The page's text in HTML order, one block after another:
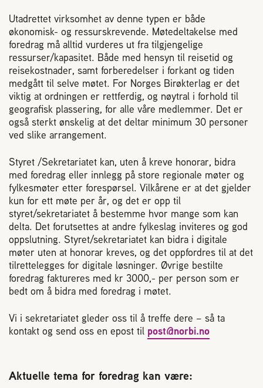
Sukkeravgiftsrefusjon
Prosjekter
Norges Birøkterlags standpunkt
Min side (Rubic)
Dampsagveien 14
2004 Lillestrøm
TEL 63 94 20 80
post@norbi.no
Utadrettet virksomhet av denne typen er både
økonomisk- og ressurskrevende. Møtedeltakelse med
foredrag må alltid vurderes ut fra tilgjengelige
ressurser/kapasitet. Både med hensyn til reisetid og
reisekostnader, samt forberedelser i forkant og tiden
medgått til selve møtet. For Norges Birøkterlag er det
viktig at ordningen er rettferdig, og nøytral i forhold til
geografisk plassering, for alle våre medlemmer. Det er
også sterkt ønskelig at det deltar minimum 30 personer
ved slike arrangement.
Styret /Sekretariatet kan, uten å kreve honorar, bidra
med foredrag eller innlegg på store regionale møter og
fylkesmøter etter forespørsel. Vilkårene er at det gjelder
kun for ett møte per år, og det er opp til
styret/sekretariatet å bestemme hvor mange som kan
delta. Det forutsettes at andre fylkeslag inviteres og god
oppslutning. Styret/sekretariatet kan bidra i digitale
møter uten at honorar kreves, og det oppfordres til at det
tilrettelegges for digitale løsninger. Øvrige bestilte
foredrag faktureres med kr 3000,- per person som er
bedt om å bidra med foredrag i møtet.
Vi i sekretariatet gleder oss til å treffe dere – så ta
kontakt og send oss en epost til post@norbi.no
Aktuelle tema for foredrag kan være: